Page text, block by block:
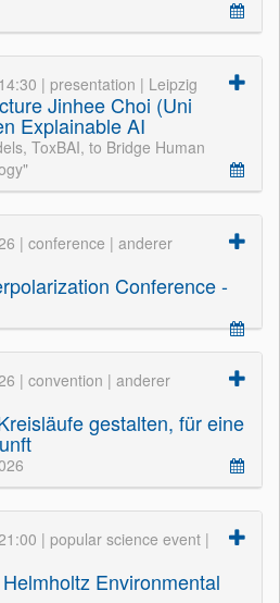
| presentation | Leipzig
Jinhee Choi (Uni
Explainable AI
ToxBAI, to Bridge Human
| conference | anderer
Conference -
| convention | anderer
gestalten, für eine
| popular science event |
Environmental